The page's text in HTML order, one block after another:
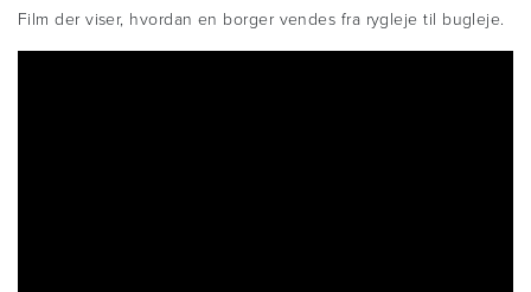
Film der viser, hvordan en borger vendes fra rygleje til bugleje.